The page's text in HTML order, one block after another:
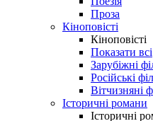
Проза
Кіноповісті
Кіноповісті
Показати всі
Зарубіжні
Російські
Вітчизняні
Історичні романи
Історичні